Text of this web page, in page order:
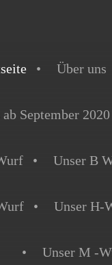
Über uns
September 2020
Unser B
Unser H-
Unser M -